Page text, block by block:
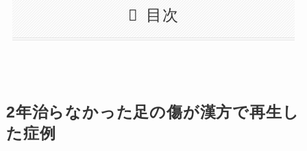
目次
2年治らなかった足の傷が漢方で再生し
た症例